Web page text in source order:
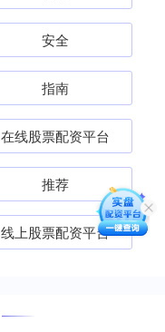
安全
指南
在线股票配资平台
推荐
线上股票配资平台